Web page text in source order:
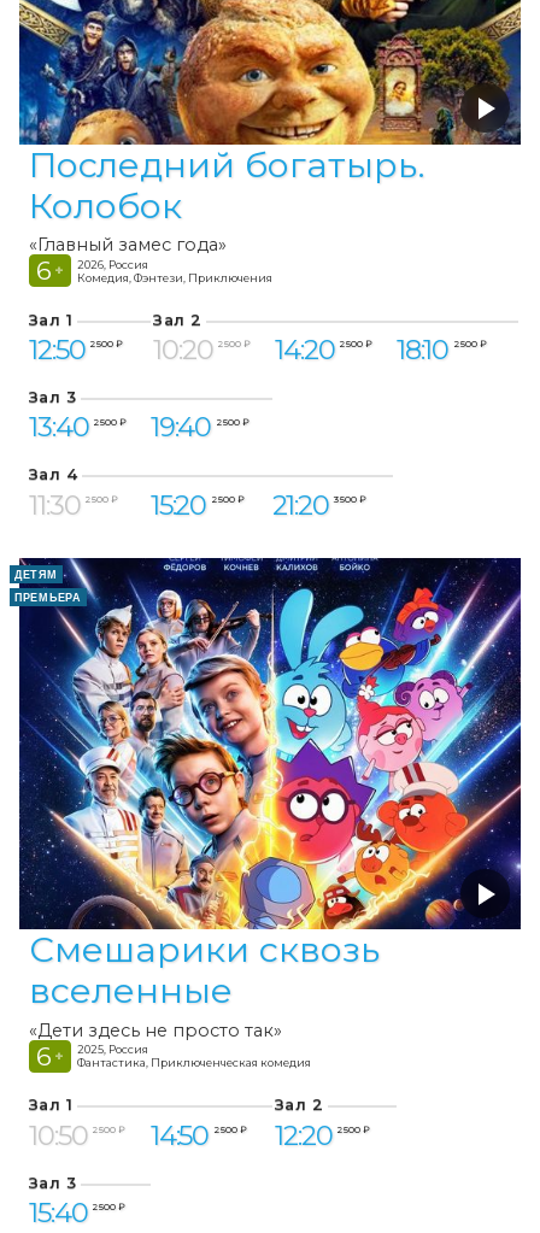
Последний богатырь.
Колобок
«Главный замес года»
6 +
2026, Россия
Комедия, Фэнтези, Приключения
Зал 1
12:50 2 500 ₽
Зал 2
10:20 2 500 ₽ 14:20 2 500 ₽ 18:10 2 500 ₽
Зал 3
13:40 2 500 ₽ 19:40 2 500 ₽
Зал 4
11:30 2 500 ₽ 15:20 2 500 ₽ 21:20 3 500 ₽
ДЕТЯМ
ПРЕМЬЕРА
Смешарики сквозь
вселенные
«Дети здесь не просто так»
6 +
2025, Россия
Фантастика, Приключенческая комедия
Зал 1
10:50 2 500 ₽ 14:50 2 500 ₽
Зал 2
12:20 2 500 ₽
Зал 3
15:40 2 500 ₽